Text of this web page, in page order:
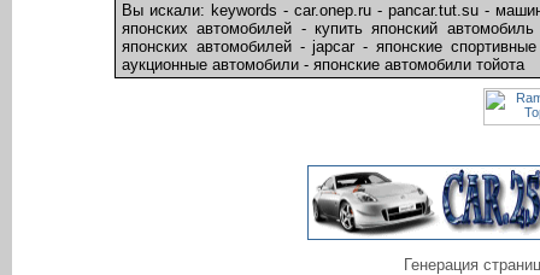
Вы искали: keywords - car.onep.ru - pancar.tut.su -
японских автомобилей - купить японский
японских автомобилей - japcar - японские
аукционные автомобили - японские автомобили тойота
Генерация